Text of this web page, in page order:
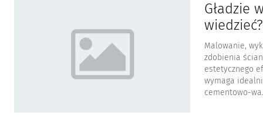
Gładzie
wiedzieć?
Malowanie,
zdobienia
estetycznego
wymaga
cementowo-